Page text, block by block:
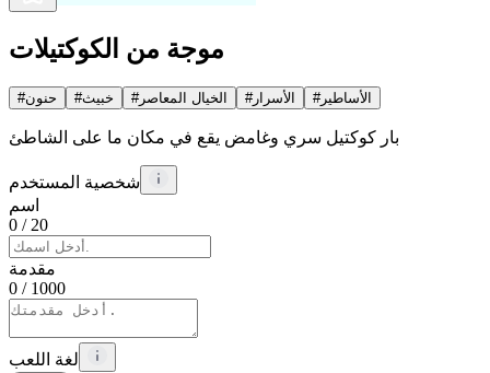
موجة من الكوكتيلات
#حنون #خبيث #الخيال المعاصر #الأسرار #الأساطير
بار كوكتيل سري وغامض يقع في مكان ما على الشاطئ
شخصية المستخدم
اسم
0 / 20
مقدمة
0 / 1000
لغة اللعب